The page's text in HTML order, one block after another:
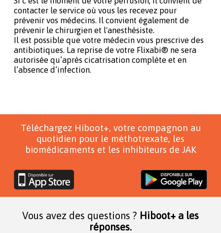
contacter le service où vous les recevez pour
prévenir vos médecins. Il convient également de
prévenir le chirurgien et l'anesthésiste.
Il est possible que votre médecin vous prescrive des
antibiotiques. La reprise de votre Flixabi® ne sera
autorisée qu’après cicatrisation complète et en
l’absence d’infection.
Téléchargez Hiboot+, votre compagnon au
quotidien pour le méthotrexate, les
biomédicaments et les inhibiteurs de JAK
Vous avez des questions ? Hiboot+ a les
réponses.